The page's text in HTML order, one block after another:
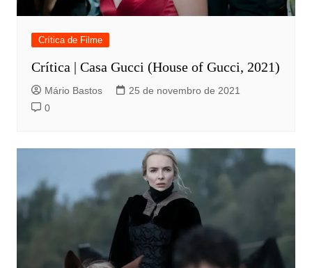
Crítica de Filme
Crítica | Casa Gucci (House of Gucci, 2021)
Mário Bastos
25 de novembro de 2021
0